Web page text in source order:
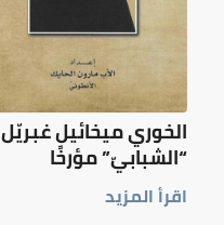
الخوري ميخائيل غبريّل
“الشبابيّ” مؤرخًا
اقرأ المزيد